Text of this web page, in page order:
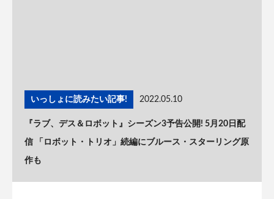
いっしょに読みたい記事! 2022.05.10
『ラブ、デス＆ロボット』シーズン3予告公開! 5月20日配
信 「ロボット・トリオ」続編にブルース・スターリング原
作も